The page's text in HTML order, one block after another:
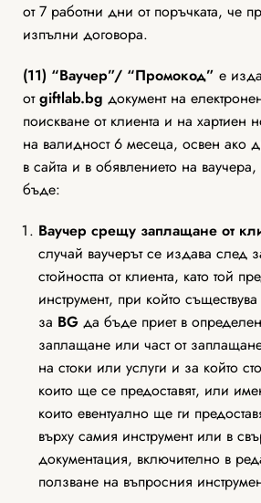
от 7 работни дни от поръчката, че
изпълни договора.
(11) “Ваучер”/ “Промокод” е
отgiftlab.bg документ на
поискване от клиента и на хартиен
на валидност 6 месеца, освен ако
в сайта и в обявлението на
бъде:
Ваучер срещу заплащане от
случай ваучерът се издава след
стойността от клиента, като той
инструмент, при който
за BG да бъде приет в
заплащане или част от
на стоки или услуги и за който
които ще се предоставят, или
които евентуално ще ги
върху самия инструмент или в
документация, включително в
ползване на въпросния